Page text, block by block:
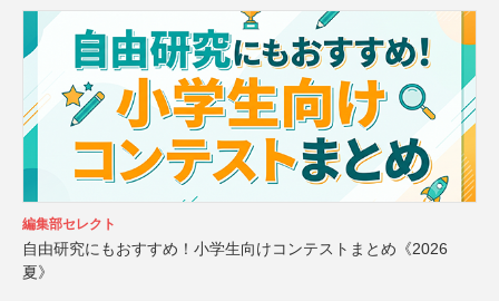
編集部セレクト
自由研究にもおすすめ！小学生向けコンテストまとめ《2026
夏》